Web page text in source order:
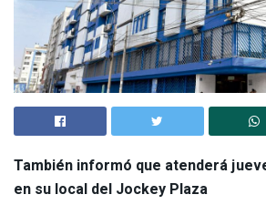
También informó que atenderá
en su local del Jockey Plaza